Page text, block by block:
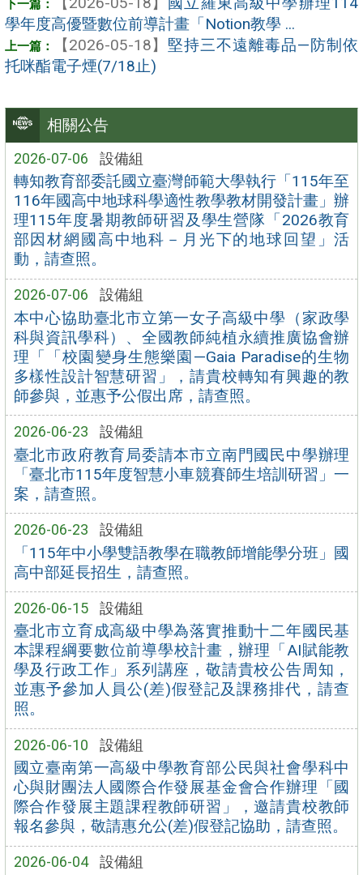
相關公告
2026-07-06 設備組
轉知教育部委託國立臺灣師範大學執行「115年至
116年國高中地球科學適性教學教材開發計畫」辦
理115年度暑期教師研習及學生營隊「2026教育
部因材網國高中地科－月光下的地球回望」活
動，請查照。
2026-07-06 設備組
本中心協助臺北市立第一女子高級中學（家政學
科與資訊學科）、全國教師純植永續推廣協會辦
理「「校園變身生態樂園—Gaia Paradise的生物
多樣性設計智慧研習」，請貴校轉知有興趣的教
師參與，並惠予公假出席，請查照。
2026-06-23 設備組
臺北市政府教育局委請本市立南門國民中學辦理
「臺北市115年度智慧小車競賽師生培訓研習」一
案，請查照。
2026-06-23 設備組
「115年中小學雙語教學在職教師增能學分班」國
高中部延長招生，請查照。
2026-06-15 設備組
臺北市立育成高級中學為落實推動十二年國民基
本課程綱要數位前導學校計畫，辦理「AI賦能教
學及行政工作」系列講座，敬請貴校公告周知，
並惠予參加人員公(差)假登記及課務排代，請查
照。
2026-06-10 設備組
國立臺南第一高級中學教育部公民與社會學科中
心與財團法人國際合作發展基金會合作辦理「國
際合作發展主題課程教師研習」，邀請貴校教師
報名參與，敬請惠允公(差)假登記協助，請查照。
2026-06-04 設備組
學年度高優暨數位前導計畫「Notion教學 ...
【2026-05-18】 堅持三不遠離毒品—防制依
托咪酯電子煙(7/18止)